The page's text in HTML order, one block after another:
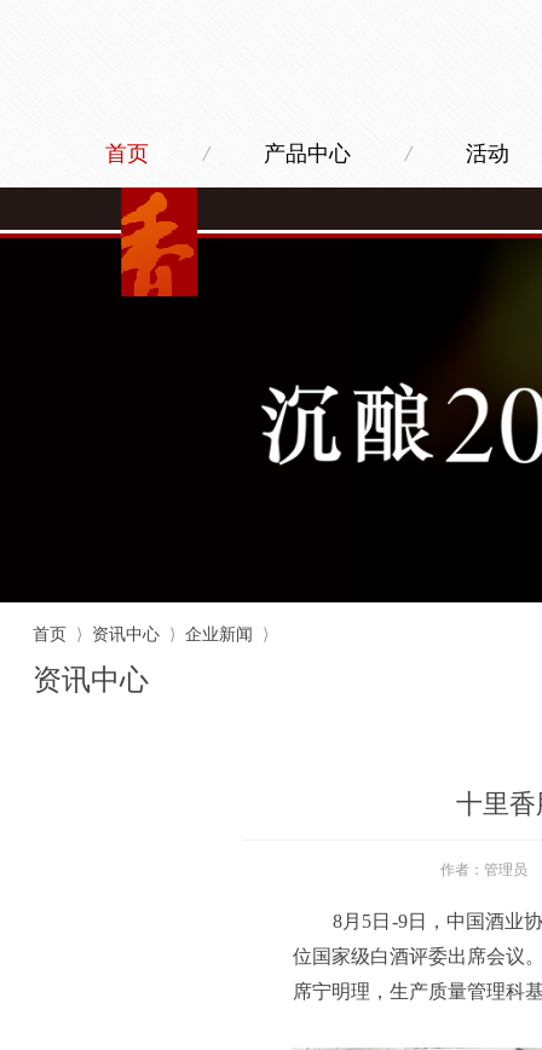
首页 / 产品中心 / 活动
首页 ⟩ 资讯中心 ⟩ 企业新闻 ⟩
资讯中心
十里
作者：管理员
8月5日-9日，中国酒业协
位国家级白酒评委出席会议
席宁明理，生产质量管理科